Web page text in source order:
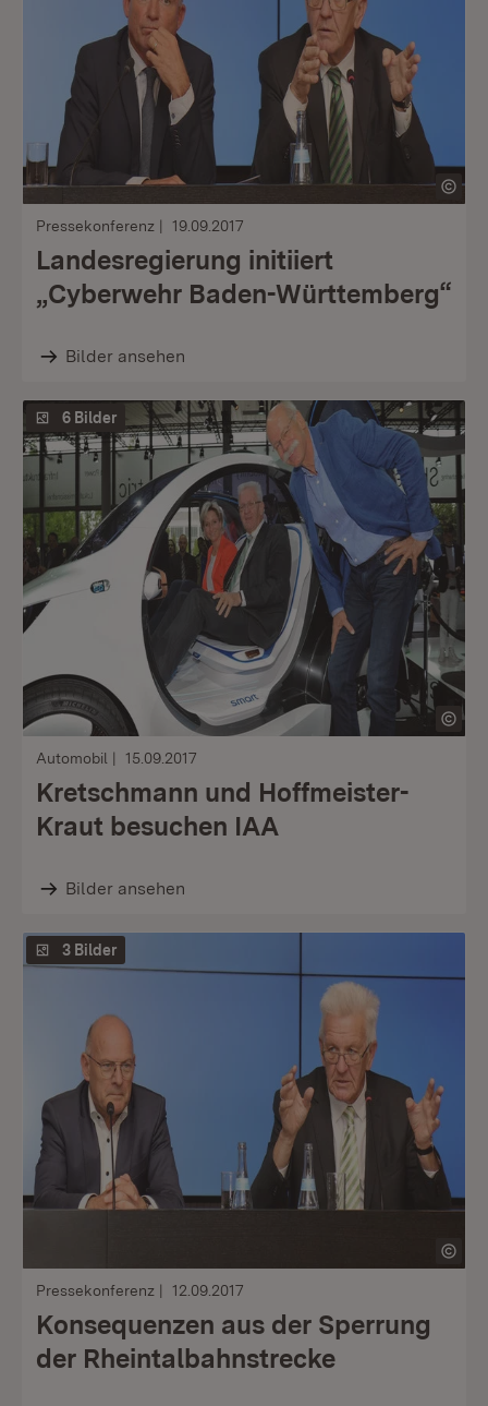
Pressekonferenz 19.09.2017
Landesregierung initiiert
„Cyberwehr Baden-Württemberg“
Bilder ansehen
6 Bilder
Automobil 15.09.2017
Kretschmann und Hoffmeister-
Kraut besuchen IAA
Bilder ansehen
3 Bilder
Pressekonferenz 12.09.2017
Konsequenzen aus der Sperrung
der Rheintalbahnstrecke